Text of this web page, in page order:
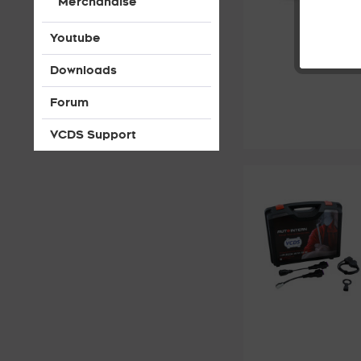
Youtube
Downloads
Forum
VCDS Support